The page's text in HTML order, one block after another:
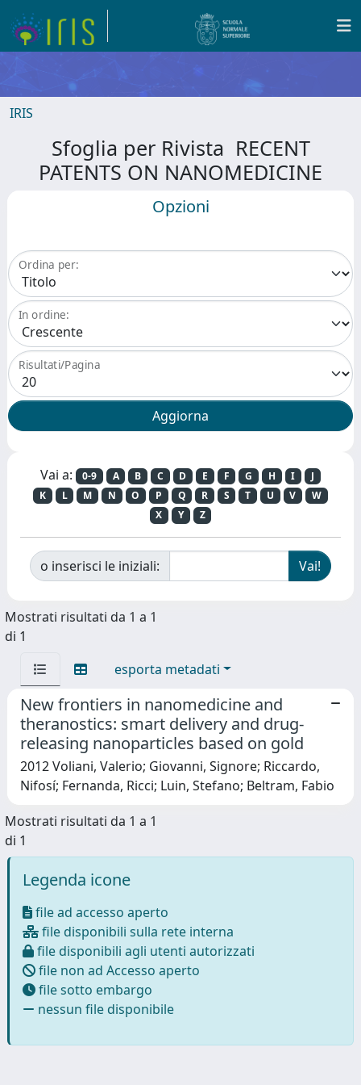
IRIS
Sfoglia per Rivista RECENT
PATENTS ON NANOMEDICINE
Opzioni
Ordina per:
In ordine:
Risultati/Pagina
Vai a: 0-9 A B C D E F G H I
J
K
L M N O P Q R S T U V
W
X
Y Z
o inserisci le iniziali:
Mostrati risultati da 1 a 1
di 1
esporta metadati
New frontiers in nanomedicine and
theranostics: smart delivery and drug-
releasing nanoparticles based on gold
2012 Voliani, Valerio; Giovanni, Signore; Riccardo,
Nifosí; Fernanda, Ricci; Luin, Stefano; Beltram, Fabio
Mostrati risultati da 1 a 1
di 1
Legenda icone
file ad accesso aperto
file disponibili sulla rete interna
file disponibili agli utenti autorizzati
file non ad Accesso aperto
file sotto embargo
nessun file disponibile